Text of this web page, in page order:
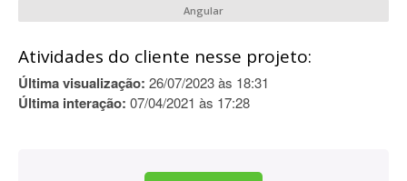
Angular
Atividades do cliente nesse projeto:
Última visualização: 26/07/2023 às 18:31
Última interação: 07/04/2021 às 17:28